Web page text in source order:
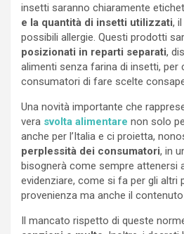
insetti saranno chiaramente
e la quantità di insetti utilizzati,
possibili allergie. Questi prodotti
posizionati in reparti separati,
alimenti senza farina di insetti, per
consumatori di fare scelte
Una novità importante che
vera svolta alimentare non solo
anche per l’Italia e ci proietta,
perplessità dei consumatori, in
bisognerà come sempre attenersi
evidenziare, come si fa per gli altri
provenienza ma anche il
Il mancato rispetto di queste